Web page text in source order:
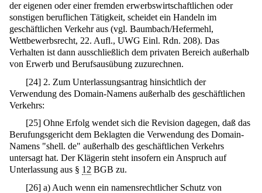
der eigenen oder einer fremden erwerbswirtschaftlichen oder
sonstigen beruflichen Tätigkeit, scheidet ein Handeln im
geschäftlichen Verkehr aus (vgl. Baumbach/Hefermehl,
Wettbewerbsrecht, 22. Aufl., UWG Einl. Rdn. 208). Das
Verhalten ist dann ausschließlich dem privaten Bereich außerhalb
von Erwerb und Berufsausübung zuzurechnen.
[24] 2. Zum Unterlassungsantrag hinsichtlich der
Verwendung des Domain-Namens außerhalb des geschäftlichen
Verkehrs:
[25] Ohne Erfolg wendet sich die Revision dagegen, daß das
Berufungsgericht dem Beklagten die Verwendung des Domain-
Namens "shell. de" außerhalb des geschäftlichen Verkehrs
untersagt hat. Der Klägerin steht insofern ein Anspruch auf
Unterlassung aus § 12 BGB zu.
[26] a) Auch wenn ein namensrechtlicher Schutz von